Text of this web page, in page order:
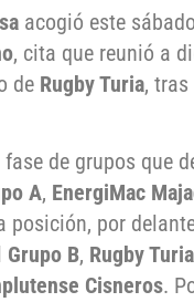
acogió este
, cita que reunió a
de Rugby Turia,
de grupos que
A, EnergiMac
por
Grupo B, Rugby Turia
Cisneros.